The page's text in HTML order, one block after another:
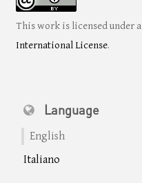
This work is licensed under a
International License.
Language
English
Italiano